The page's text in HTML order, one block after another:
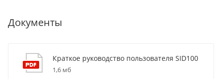
Документы
Краткое руководство пользователя SID100
1,6 мб